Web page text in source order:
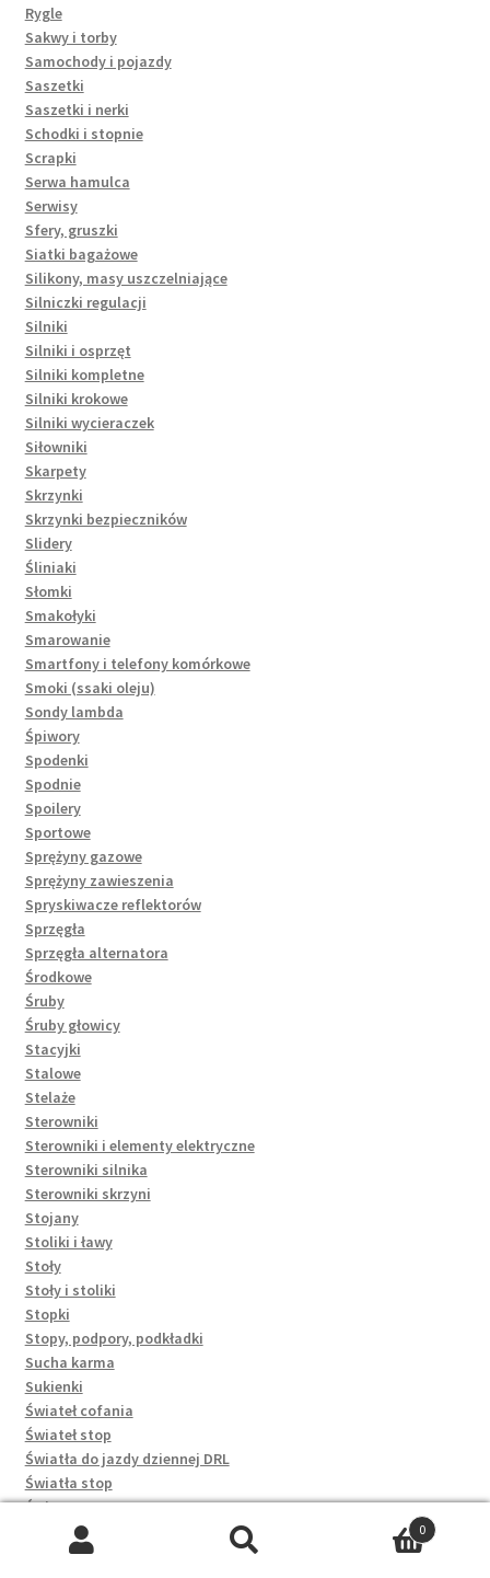
Rygle
Sakwy i torby
Samochody i pojazdy
Saszetki
Saszetki i nerki
Schodki i stopnie
Scrapki
Serwa hamulca
Serwisy
Sfery, gruszki
Siatki bagażowe
Silikony, masy uszczelniające
Silniczki regulacji
Silniki
Silniki i osprzęt
Silniki kompletne
Silniki krokowe
Silniki wycieraczek
Siłowniki
Skarpety
Skrzynki
Skrzynki bezpieczników
Slidery
Śliniaki
Słomki
Smakołyki
Smarowanie
Smartfony i telefony komórkowe
Smoki (ssaki oleju)
Sondy lambda
Śpiwory
Spodenki
Spodnie
Spoilery
Sportowe
Sprężyny gazowe
Sprężyny zawieszenia
Spryskiwacze reflektorów
Sprzęgła
Sprzęgła alternatora
Środkowe
Śruby
Śruby głowicy
Stacyjki
Stalowe
Stelaże
Sterowniki
Sterowniki i elementy elektryczne
Sterowniki silnika
Sterowniki skrzyni
Stojany
Stoliki i ławy
Stoły
Stoły i stoliki
Stopki
Stopy, podpory, podkładki
Sucha karma
Sukienki
Świateł cofania
Świateł stop
Światła do jazdy dziennej DRL
Światła stop
Świece
Sworznie wahaczy
Synchronizatory
0